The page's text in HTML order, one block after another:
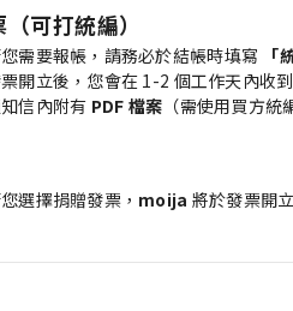
可打統編）
需要報帳，請務必於結帳時填寫
「
開立後，您會在 1-2 個工作天內收
信內附有 PDF 檔案 （需使用買方
選擇捐贈發票， moija 將於發票開